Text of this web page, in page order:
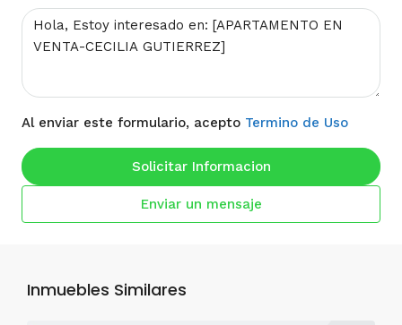
Al enviar este formulario, acepto Termino de Uso
Solicitar Informacion
Enviar un mensaje
Inmuebles Similares